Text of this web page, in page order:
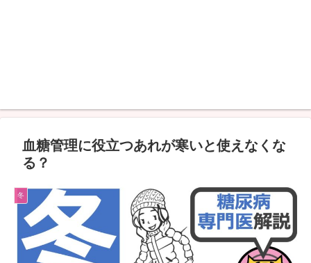
血糖管理に役立つあれが寒いと使えなくな
る？
冬